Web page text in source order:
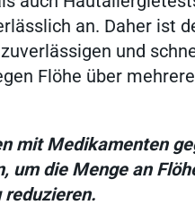
an. Daher ist
und
Flöhe über
mit Medikamenten
um die Menge an